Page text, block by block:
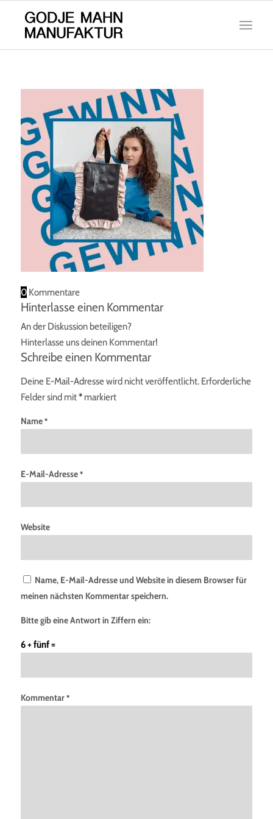
0 Kommentare
Hinterlasse einen Kommentar
An der Diskussion beteiligen?
Hinterlasse uns deinen Kommentar!
Schreibe einen Kommentar
Deine E-Mail-Adresse wird nicht veröffentlicht. Erforderliche
Felder sind mit*markiert
Name*
E-Mail-Adresse*
Website
Name, E-Mail-Adresse und Website in diesem Browser für
meinen nächsten Kommentar speichern.
Bitte gib eine Antwort in Ziffern ein:
6 + fünf =
Kommentar*